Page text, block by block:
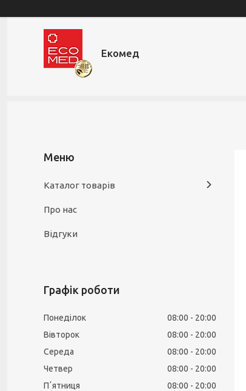
Екомед
Каталог товарів
Про нас
Відгуки
Графік роботи
Понеділок 08:00
20:00
Вівторок
08:00
20:00
Середа
08:00
20:00
Четвер
08:00
20:00
Пʼятниця
08:00
20:00